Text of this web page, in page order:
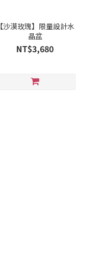
【沙漠玫瑰】限量設計水
晶盆
NT$3,680